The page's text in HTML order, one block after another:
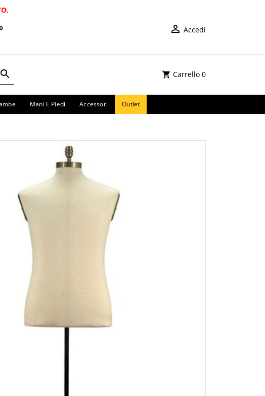
Accedi
Carrello 0
Mani E Piedi Accessori Outlet